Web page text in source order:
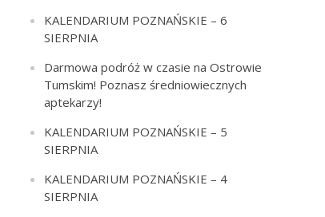
KALENDARIUM POZNAŃSKIE – 6
SIERPNIA
Darmowa podróż w czasie na Ostrowie
Tumskim! Poznasz średniowiecznych
aptekarzy!
KALENDARIUM POZNAŃSKIE – 5
SIERPNIA
KALENDARIUM POZNAŃSKIE – 4
SIERPNIA